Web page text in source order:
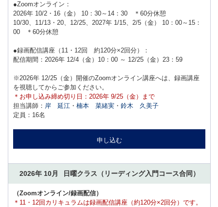
●Zoomオンライン：
2026年 10/2・16（金） 10：30～14：30 ＊60分休憩
10/30、11/13・20、12/25、2027年 1/15、2/5（金） 10：00～15：
00 ＊60分休憩
●録画配信講座（11・12回 約120分×2回分）：
配信期間：2026年 12/4（金）10：00 ～ 12/25（金）23：59
※2026年 12/25（金）開催のZoomオンライン講座へは、録画講座
を視聴してからご参加ください。
＊お申し込み締め切り日：2026年 9/25（金）まで
担当講師： 岸 延江 ・ 楠本 菜緒実 ・ 鈴木 久美子
定員：16名
申し込む
2026年 10月 日曜クラス （リーディング入門コース合同）
（Zoomオンライン/録画配信）
＊11・12回カリキュラムは録画配信講座（約120分×2回分）です。